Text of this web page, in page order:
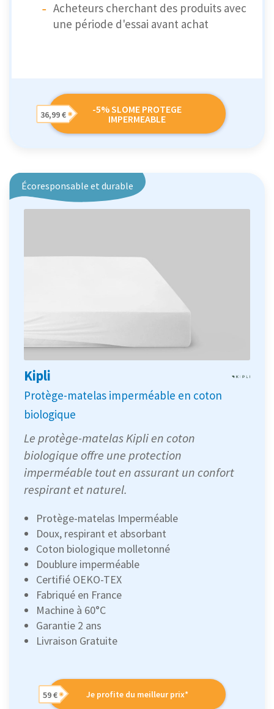
Acheteurs cherchant des produits avec
une période d'essai avant achat
-5% SLOME PROTEGE
IMPERMEABLE
36,99 €
Écoresponsable et durable
Kipli
Protège-matelas imperméable en coton
biologique
Le protège-matelas Kipli en coton
biologique offre une protection
imperméable tout en assurant un confort
respirant et naturel.
Protège-matelas Imperméable
Doux, respirant et absorbant
Coton biologique molletonné
Doublure imperméable
Certifié OEKO-TEX
Fabriqué en France
Machine à 60°C
Garantie 2 ans
Livraison Gratuite
Je profite du meilleur prix*
59 €